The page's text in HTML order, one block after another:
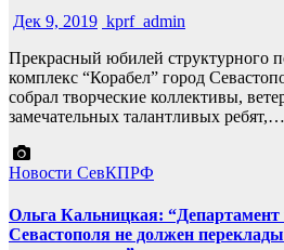
Дек 9, 2019 kprf_admin
Прекрасный юбилей структурного
комплекс “Корабел” город
собрал творческие коллективы,
замечательных талантливых ребят,…
Новости СевКПРФ
Ольга Кальницкая: “Департамент
Севастополя не должен